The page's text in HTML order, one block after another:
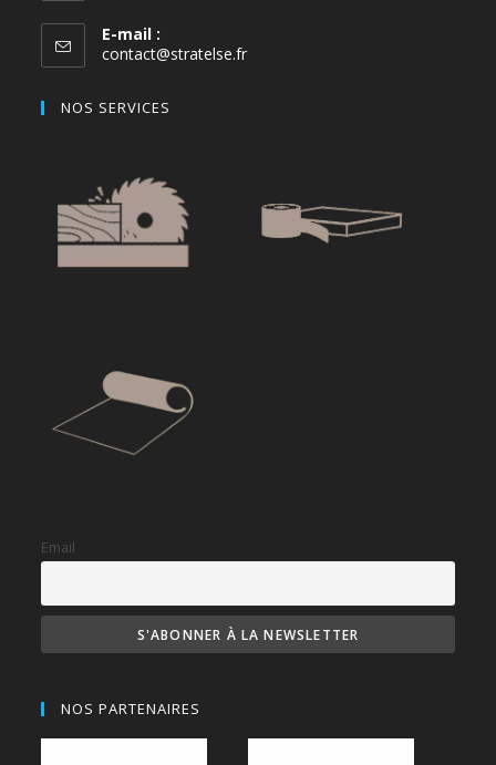
E-mail :
contact@stratelse.fr
NOS SERVICES
Email
NOS PARTENAIRES